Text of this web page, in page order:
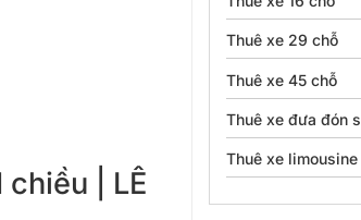
chiều | LÊ
Thuê xe 29 chỗ
Thuê xe 45 chỗ
Thuê xe đưa đón
Thuê xe limousine